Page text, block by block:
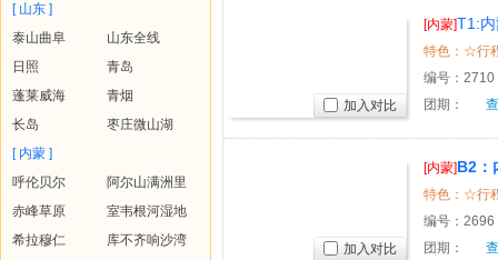
[ 山东 ]
泰山曲阜
山东全线
日照
青岛
蓬莱威海
青烟
长岛
枣庄微山湖
[ 内蒙 ]
呼伦贝尔
阿尔山满洲里
赤峰草原
室韦根河湿地
希拉穆仁
库不齐响沙湾
[内蒙]T1:
间）
编号： 2710
团期：
加入对比
[内蒙]B2：
间）
编号： 2696
团期：
加入对比